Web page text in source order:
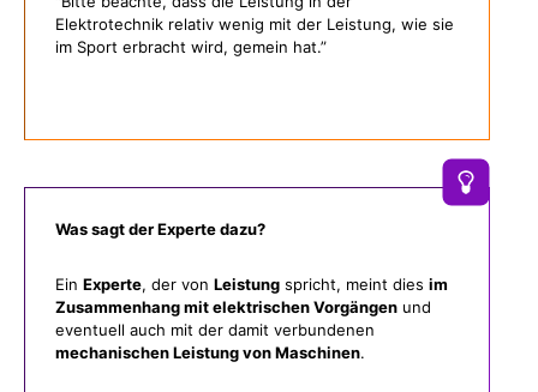
Elektrotechnik relativ wenig mit der Leistung, wie sie
im Sport erbracht wird, gemein hat.”
Was sagt der Experte dazu?
Ein Experte, der von Leistung spricht, meint dies im
Zusammenhang mit elektrischen Vorgängen und
eventuell auch mit der damit verbundenen
mechanischen Leistung von Maschinen.